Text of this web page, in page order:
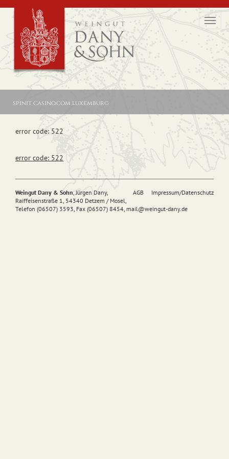
spinit casino.com luxemburg
error code: 522
error code: 522
AGB Impressum/Datenschutz
Weingut Dany & Sohn, Jürgen Dany,
Raiffeisenstraße 1, 54340 Detzem / Mosel,
Telefon (06507) 3593, Fax (06507) 8454, mail@weingut-dany.de